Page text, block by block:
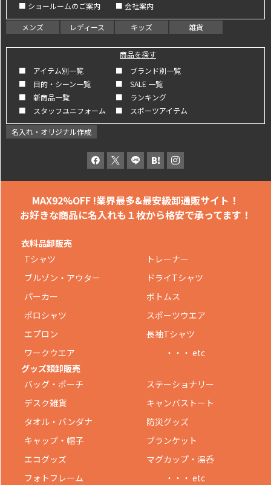
■ ショールームのご案内
■ 会社案内
メンズ レディース キッズ 雑貨
商品を探す
■ アイテム別一覧
■ ブランド別一覧
■ 目的・シーン一覧
■ SALE 一覧
■ 新商品一覧
■ ランキング
■ スタッフユニフォーム
■ スポーツアイテム
名入れ・オリジナル作成
MAX92%OFF !業界最多&最安級卸通販サイト！
お好きな商品に名入れも １枚から格安で承ってます！
衣料品卸販売
Tシャツ
トレーナー
ブルゾン・アウター
ドライTシャツ
パーカー
ボトムス
ポロシャツ
スポーツウエア
エプロン
長袖Tシャツ
ワークウエア
・・・ etc
グッズ類卸販売
バッグ・ポーチ
ステーショナリー
デスク雑貨
キャンバストート
タオル・バンダナ
防災グッズ
キャップ・帽子
ブランケット
エコグッズ
マグカップ・湯呑
フォトフレーム
・・・ etc